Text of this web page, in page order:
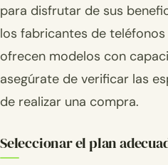
para disfrutar de sus
los fabricantes de
ofrecen modelos con
asegúrate de verificar las
de realizar una compra.
Seleccionar el plan